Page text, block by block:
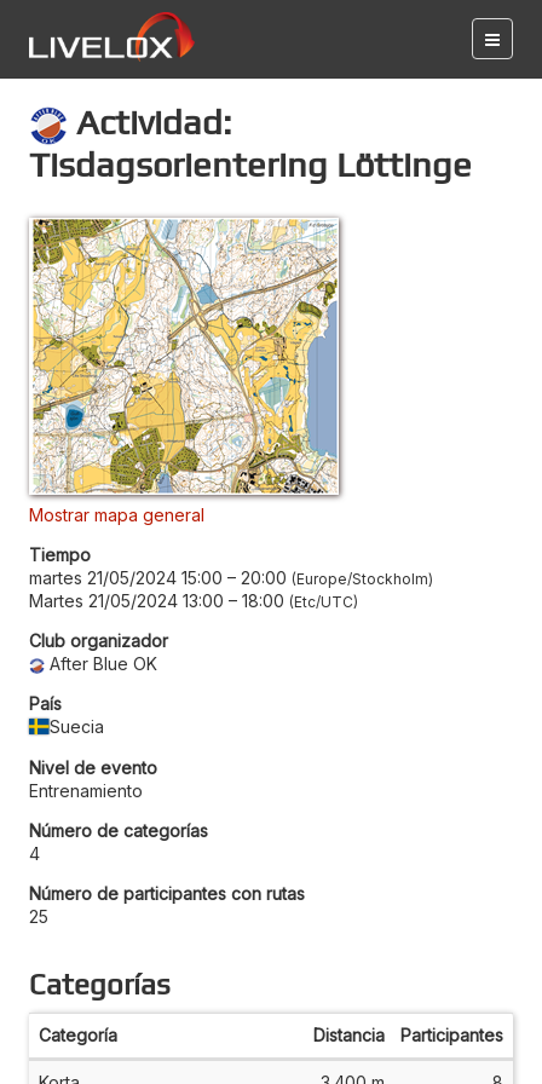
Actividad:
Tisdagsorientering Löttinge
Mostrar mapa general
Tiempo
martes 21/05/2024 15:00 – 20:00 Europe/Stockholm
Martes 21/05/2024 13:00 – 18:00 Etc/UTC
Club organizador
After Blue OK
País
Suecia
Nivel de evento
Entrenamiento
Número de categorías
4
Número de participantes con rutas
25
Categorías
Categoría Distancia Participantes